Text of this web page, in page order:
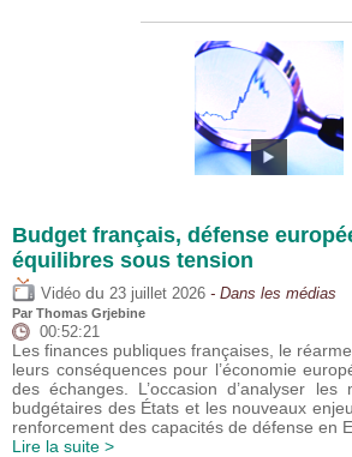
Budget français, défense
équilibres sous tension
Vidéo du 23 juillet 2026 - Dans les médias
Par Thomas Grjebine
00:52:21
Les finances publiques françaises, le
leurs conséquences pour l’économie
des échanges. L’occasion d’analyser
budgétaires des États et les nouveaux
renforcement des capacités de défense en
Lire la suite >